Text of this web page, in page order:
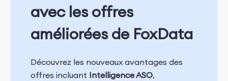
avec les offres
améliorées de FoxData
Découvrez les nouveaux avantages des
offres incluant Intelligence ASO,